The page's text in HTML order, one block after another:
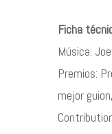
Ficha
Música:
Premios:
mejor